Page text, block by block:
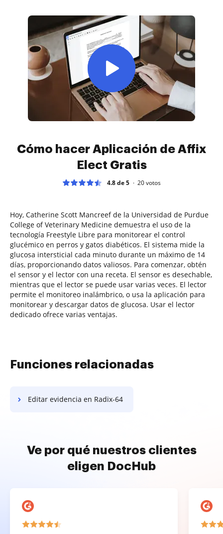
Cómo hacer Aplicación de Affix
Elect Gratis
4.8 de 5 20votos
Hoy, Catherine Scott Mancreef de la Universidad de Purdue
College of Veterinary Medicine demuestra el uso de la
tecnología Freestyle Libre para monitorear el control
glucémico en perros y gatos diabéticos. El sistema mide la
glucosa intersticial cada minuto durante un máximo de 14
días, proporcionando datos valiosos. Para comenzar, obtén
el sensor y el lector con una receta. El sensor es desechable,
mientras que el lector se puede usar varias veces. El lector
permite el monitoreo inalámbrico, o usa la aplicación para
monitorear y descargar datos de glucosa. Usar el lector
dedicado ofrece varias ventajas.
Funciones relacionadas
Editar evidencia en Radix-64
Ve por qué nuestros clientes
eligen DocHub